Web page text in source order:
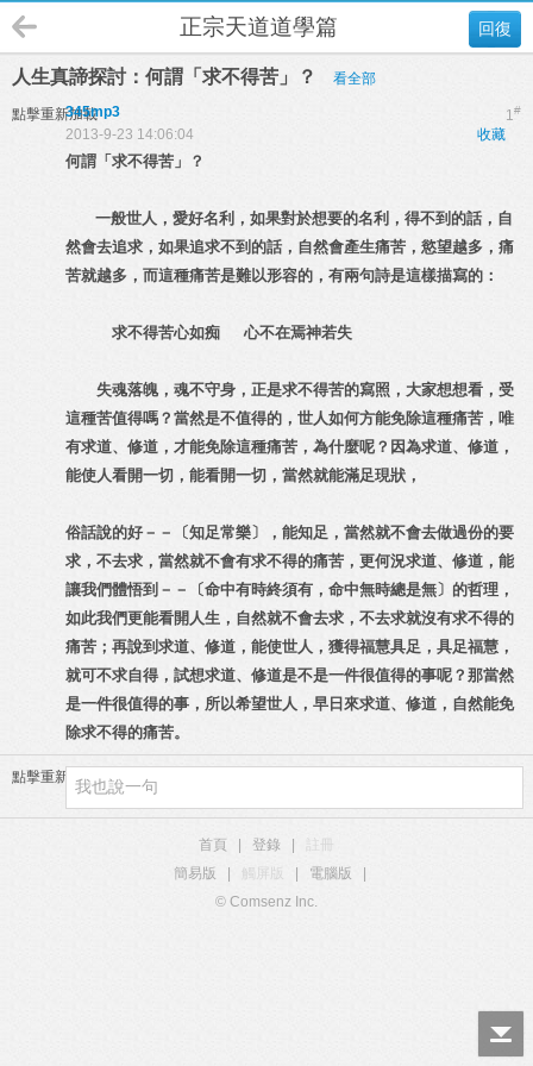
回復
正宗天道道學篇
人生真諦探討：何謂「求不得苦」？ 看全部
點擊重新加載 1#
345mp3
收藏
2013-9-23 14:06:04
何謂「求不得苦」？
一般世人，愛好名利，如果對於想要的名利，得不到的話，自
然會去追求，如果追求不到的話，自然會產生痛苦，慾望越多，痛
苦就越多，而這種痛苦是難以形容的，有兩句詩是這樣描寫的：
求不得苦心如痴 心不在焉神若失
失魂落魄，魂不守身，正是求不得苦的寫照，大家想想看，受
這種苦值得嗎？當然是不值得的，世人如何方能免除這種痛苦，唯
有求道、修道，才能免除這種痛苦，為什麼呢？因為求道、修道，
能使人看開一切，能看開一切，當然就能滿足現狀，
俗話說的好－－〔知足常樂〕，能知足，當然就不會去做過份的要
求，不去求，當然就不會有求不得的痛苦，更何況求道、修道，能
讓我們體悟到－－〔命中有時終須有，命中無時總是無〕的哲理，
如此我們更能看開人生，自然就不會去求，不去求就沒有求不得的
痛苦；再說到求道、修道，能使世人，獲得福慧具足，具足福慧，
就可不求自得，試想求道、修道是不是一件很值得的事呢？那當然
是一件很值得的事，所以希望世人，早日來求道、修道，自然能免
除求不得的痛苦。
點擊重新加載
首頁 登錄
簡易版
觸屏版 電腦版
© Comsenz Inc.